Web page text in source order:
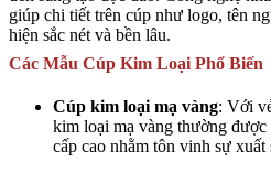
giúp chi tiết trên cúp như logo, tên
hiện sắc nét và bền lâu.
Các Mẫu Cúp Kim Loại Phổ Biến
Cúp kim loại mạ vàng: Với
kim loại mạ vàng thường
cấp cao nhằm tôn vinh sự xuất